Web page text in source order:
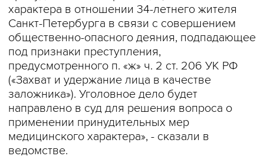
характера в отношении 34-летнего жителя
Санкт-Петербурга в связи с совершением
общественно-опасного деяния, подпадающее
под признаки преступления,
предусмотренного п. «ж» ч. 2 ст. 206 УК РФ
(«Захват и удержание лица в качестве
заложника»). Уголовное дело будет
направлено в суд для решения вопроса о
применении принудительных мер
медицинского характера», - сказали в
ведомстве.